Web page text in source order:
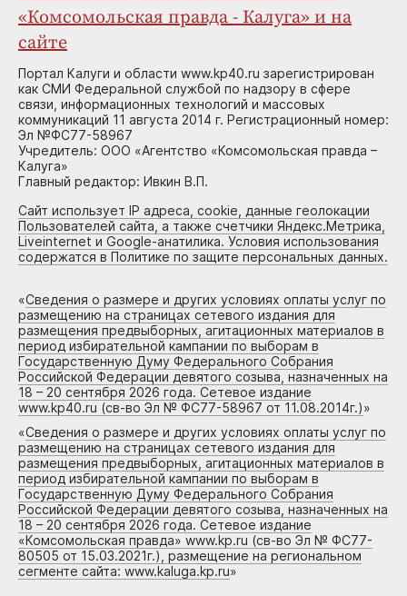
«Комсомольская правда - Калуга» и на
сайте
Портал Калуги и области www.kp40.ru зарегистрирован
как СМИ Федеральной службой по надзору в сфере
связи, информационных технологий и массовых
коммуникаций 11 августа 2014 г. Регистрационный номер:
Эл №ФС77-58967
Учредитель: ООО «Агентство «Комсомольская правда –
Калуга»
Главный редактор: Ивкин В.П.
Сайт использует IP адреса, cookie, данные геолокации
Пользователей сайта, а также счетчики Яндекс.Метрика,
Liveinternet и Google-анатилика. Условия использования
содержатся в Политике по защите персональных данных.
«Сведения о размере и других условиях оплаты услуг по
размещению на страницах сетевого издания для
размещения предвыборных, агитационных материалов в
период избирательной кампании по выборам в
Государственную Думу Федерального Собрания
Российской Федерации девятого созыва, назначенных на
18 – 20 сентября 2026 года. Сетевое издание
www.kp40.ru (св-во Эл № ФС77-58967 от 11.08.2014г.)»
«Сведения о размере и других условиях оплаты услуг по
размещению на страницах сетевого издания для
размещения предвыборных, агитационных материалов в
период избирательной кампании по выборам в
Государственную Думу Федерального Собрания
Российской Федерации девятого созыва, назначенных на
18 – 20 сентября 2026 года. Сетевое издание
«Комсомольская правда» www.kp.ru (св-во Эл № ФС77-
80505 от 15.03.2021г.), размещение на региональном
сегменте сайта: www.kaluga.kp.ru»